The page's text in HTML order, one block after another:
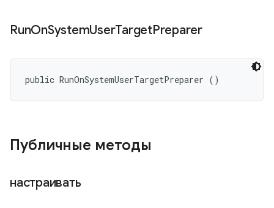
RunOnSystemUserTargetPreparer
public RunOnSystemUserTargetPreparer ()
Публичные методы
настраивать